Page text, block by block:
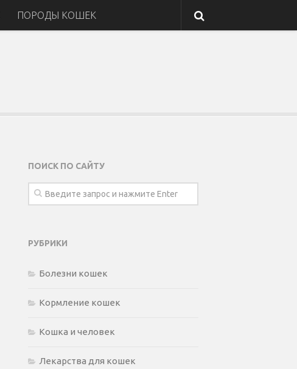
ПОРОДЫ КОШЕК
ПОИСК ПО САЙТУ
РУБРИКИ
Болезни кошек
Кормление кошек
Кошка и человек
Лекарства для кошек